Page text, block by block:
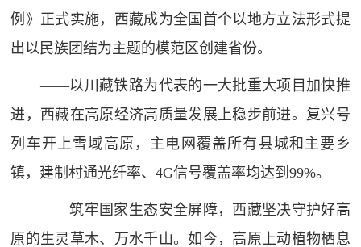
例》正式实施，西藏成为全国首个以地方立法形式提
出以民族团结为主题的模范区创建省份。
——以川藏铁路为代表的一大批重大项目加快推
进，西藏在高原经济高质量发展上稳步前进。复兴号
列车开上雪域高原，主电网覆盖所有县城和主要乡
镇，建制村通光纤率、4G信号覆盖率均达到99%。
——筑牢国家生态安全屏障，西藏坚决守护好高
原的生灵草木、万水千山。如今，高原上动植物栖息